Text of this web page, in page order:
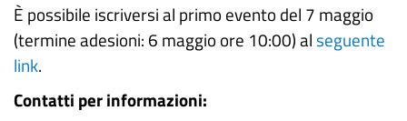
È possibile iscriversi al primo evento del 7 maggio
(termine adesioni: 6 maggio ore 10:00) al seguente
link.
Contatti per informazioni: